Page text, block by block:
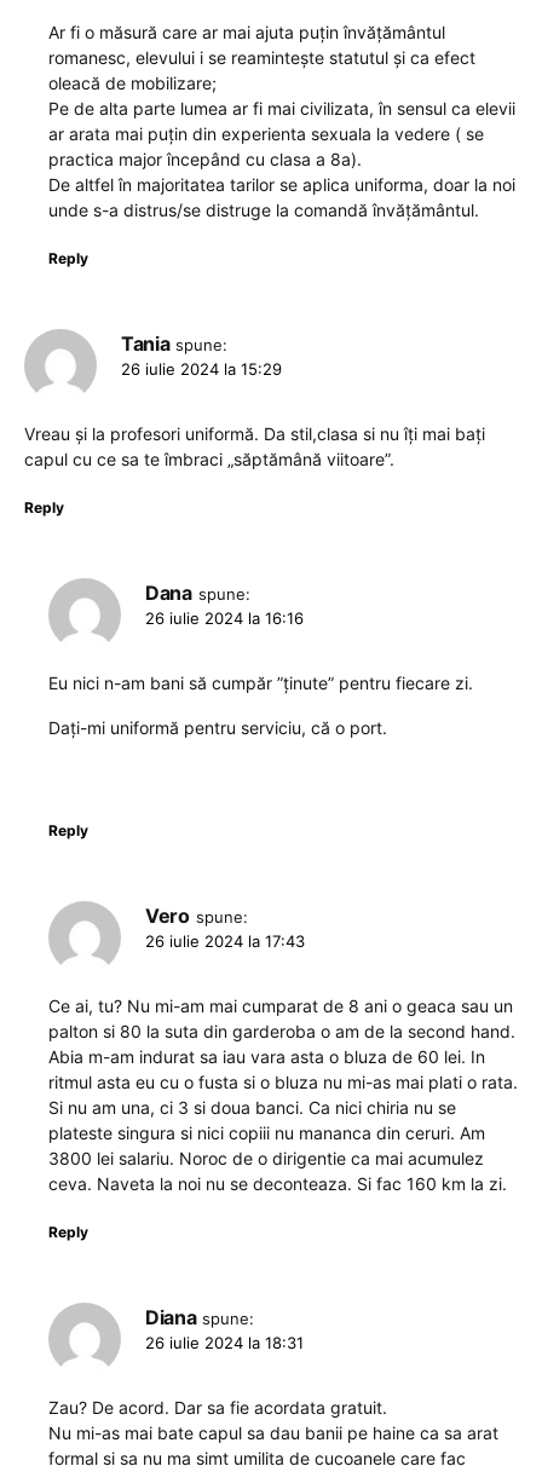
Ar fi o măsură care ar mai ajuta puțin învățământul
romanesc, elevului i se reamintește statutul și ca efect
oleacă de mobilizare;
Pe de alta parte lumea ar fi mai civilizata, în sensul ca elevii
ar arata mai puțin din experienta sexuala la vedere ( se
practica major începând cu clasa a 8a).
De altfel în majoritatea tarilor se aplica uniforma, doar la noi
unde s-a distrus/se distruge la comandă învățământul.
Reply
Tania spune:
26 iulie 2024 la 15:29
Vreau și la profesori uniformă. Da stil,clasa si nu îți mai bați
capul cu ce sa te îmbraci „săptămână viitoare”.
Reply
Dana spune:
26 iulie 2024 la 16:16
Eu nici n-am bani să cumpăr ”ținute” pentru fiecare zi.
Dați-mi uniformă pentru serviciu, că o port.
Reply
Vero spune:
26 iulie 2024 la 17:43
Ce ai, tu? Nu mi-am mai cumparat de 8 ani o geaca sau un
palton si 80 la suta din garderoba o am de la second hand.
Abia m-am indurat sa iau vara asta o bluza de 60 lei. In
ritmul asta eu cu o fusta si o bluza nu mi-as mai plati o rata.
Si nu am una, ci 3 si doua banci. Ca nici chiria nu se
plateste singura si nici copiii nu mananca din ceruri. Am
3800 lei salariu. Noroc de o dirigentie ca mai acumulez
ceva. Naveta la noi nu se deconteaza. Si fac 160 km la zi.
Reply
Diana spune:
26 iulie 2024 la 18:31
Zau? De acord. Dar sa fie acordata gratuit.
Nu mi-as mai bate capul sa dau banii pe haine ca sa arat
formal si sa nu ma simt umilita de cucoanele care fac